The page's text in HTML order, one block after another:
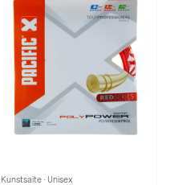
Kunstsaite · Unisex